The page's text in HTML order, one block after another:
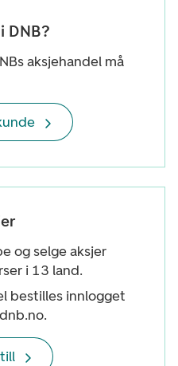
DNB?
aksjehandel må
og selge aksjer
i 13 land.
bestilles innlogget